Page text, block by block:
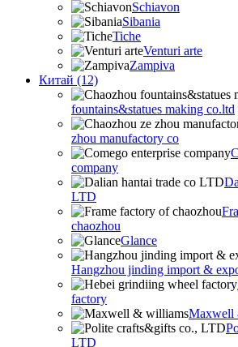
Schiavon
Sibania
Tiche
Venturi arte
Zampiva
Китай (12)
fountains&statues making co.ltd
zhou manufactory co
company
LTD
chaozhou
Glance
Hangzhou jinding import &
factory
Maxwell
LTD